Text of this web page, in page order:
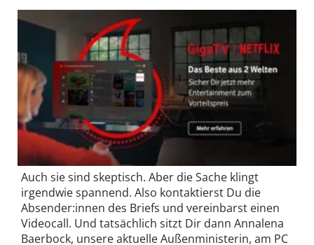
Auch sie sind skeptisch. Aber die Sache klingt
irgendwie spannend. Also kontaktierst Du die
Absender:innen des Briefs und vereinbarst einen
Videocall. Und tatsächlich sitzt Dir dann Annalena
Baerbock, unsere aktuelle Außenministerin, am PC